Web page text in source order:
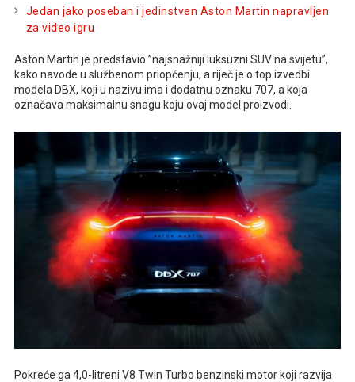
Jedan jako poseban i jedinstven Aston Martin napravljen
za video igru
Aston Martin je predstavio ”najsnažniji luksuzni SUV na svijetu”,
kako navode u službenom priopćenju, a riječ je o top izvedbi
modela DBX, koji u nazivu ima i dodatnu oznaku 707, a koja
označava maksimalnu snagu koju ovaj model proizvodi.
Pokreće ga 4,0-litreni V8 Twin Turbo benzinski motor koji razvija